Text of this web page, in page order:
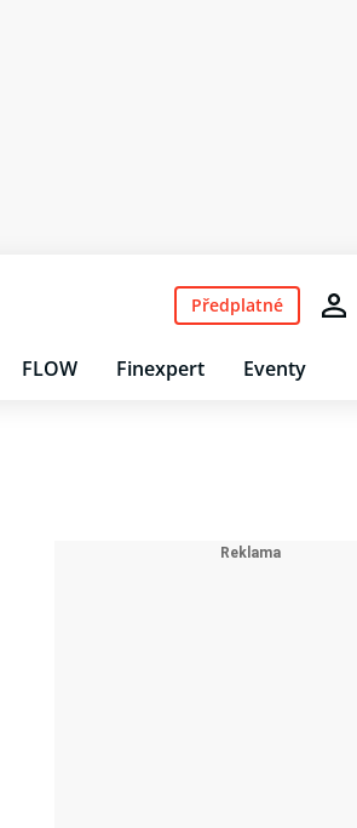
FLOW Finexpert Eventy
Předplatné